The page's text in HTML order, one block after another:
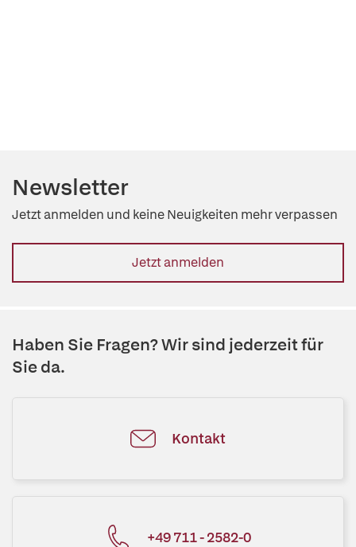
Newsletter
Jetzt anmelden und keine Neuigkeiten mehr verpassen
Jetzt anmelden
Haben Sie Fragen? Wir sind jederzeit für
Sie da.
Kontakt
+49 711 - 2582-0